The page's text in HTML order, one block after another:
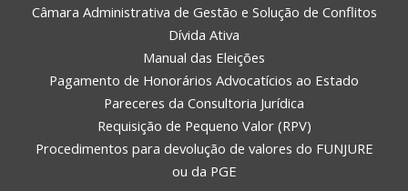
Câmara Administrativa de Gestão e Solução de Conflitos
Dívida Ativa
Manual das Eleições
Pagamento de Honorários Advocatícios ao Estado
Pareceres da Consultoria Jurídica
Requisição de Pequeno Valor (RPV)
Procedimentos para devolução de valores do FUNJURE
ou da PGE